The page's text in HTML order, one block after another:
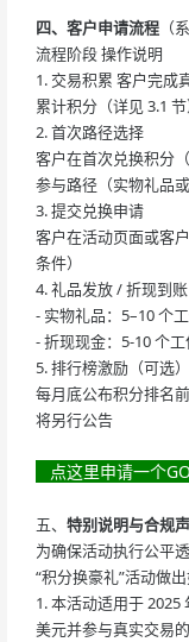
四、客户申请流程 （
流程阶段 操作说明
1. 交易积累 客户完成
累计积分（详见 3.1 节
2. 首次路径选择
客户在首次兑换积分
参与路径（实物礼品或
3. 提交兑换申请
客户在活动页面或客
条件）
4. 礼品发放 / 折现到账
- 实物礼品：5–10 个
- 折现现金：5-10 个
5. 排行榜激励（可选）
每月底公布积分排名
将另行公告
点这里申请一个
五、 特别说明与合规
为确保活动执行公平
“积分换豪礼”活动做出
1. 本活动适用于
美元并参与真实交易的